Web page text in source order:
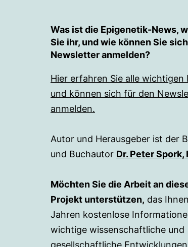
Was ist die Epigenetik-News,
Sie ihr, und wie können Sie
Newsletter anmelden?
Hier erfahren Sie alle wichtigen
und können sich für den
anmelden.
Autor und Herausgeber ist der
und Buchautor Dr. Peter Spork,
Möchten Sie die Arbeit an
Projekt unterstützen, das
Jahren kostenlose
wichtige wissenschaftliche und
gesellschaftliche